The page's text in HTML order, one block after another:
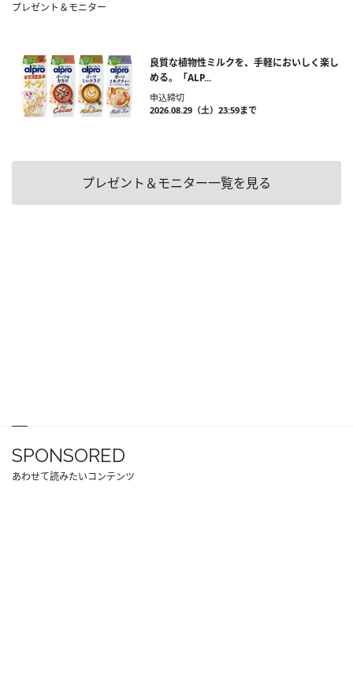
プレゼント＆モニター
良質な植物性ミルクを、手軽においしく楽し
める。「ALP...
申込締切
2026.08.29（土）23:59まで
プレゼント＆モニター一覧を見る
SPONSORED
あわせて読みたいコンテンツ